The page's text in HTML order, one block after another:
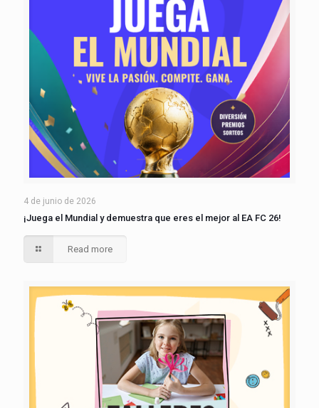
4 de junio de 2026
¡Juega el Mundial y demuestra que eres el mejor al EA FC 26!
Read more